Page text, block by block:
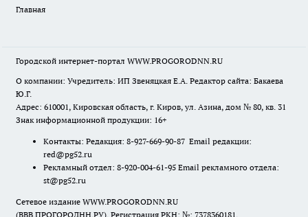
Главная
Городской интернет-портал WWW.PROGORODNN.RU
О компании: Учредитель: ИП Звеняцкая Е.А. Редактор сайта: Бакаева
Ю.Г.
Адрес: 610001, Кировская область, г. Киров, ул. Азина, дом № 80, кв. 31
Знак информационной продукции: 16+
Контакты: Редакция: 8-927-669-90-87 Email редакции:
red@pg52.ru
Рекламный отдел: 8-920-004-61-95 Email рекламного отдела:
st@pg52.ru
Сетевое издание WWW.PROGORODNN.RU
(ВВВ.ПРОГОРОДНН.РУ). Регистрация РКН: №: 7378360181.